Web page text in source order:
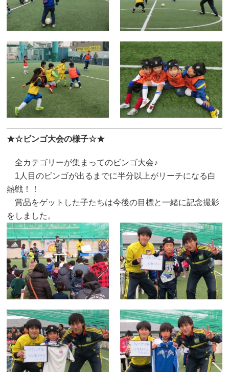
★☆ビンゴ大会の様子☆★
全カテゴリーが集まってのビンゴ大会♪
1人目のビンゴが出るまでに半分以上がリーチになる白
熱戦！！
賞品をゲットした子たちは今後の目標と一緒に記念撮影
をしました。